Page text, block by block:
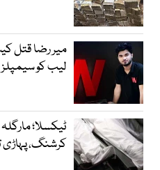
لیب کو
ٹیکسلا؛
کرشنگ، پہاڑی تودا